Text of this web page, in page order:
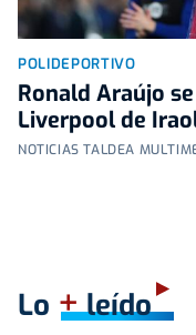
POLIDEPORTIVO
Ronald Araújo
Liverpool de
NOTICIAS TALDEA
Lo +leído